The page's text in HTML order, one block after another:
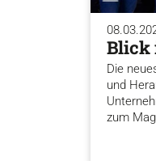
Blick
Die
und
zum